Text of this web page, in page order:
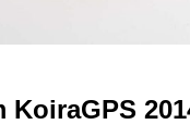
KoiraGPS